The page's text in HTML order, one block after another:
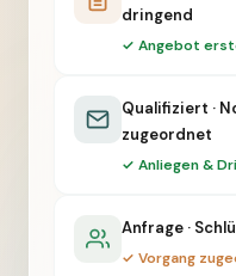
dringend
✓ Angebot
Qualifiziert ·
zugeordnet
✓ Anliegen &
Anfrage ·
✓ Vorgang